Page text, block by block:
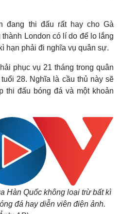
Multimedia
Video
Infographic
đang thi đấu rất hay cho Gà
London có lí do để lo lắng
hạn phải đi nghĩa vụ quân sự.
phục vụ 21 tháng trong quân
28. Nghĩa là cầu thủ này sẽ
thi đấu bóng đá và một khoản
Hàn Quốc không loại trừ bất kì
đá hay diễn viên điện ảnh.